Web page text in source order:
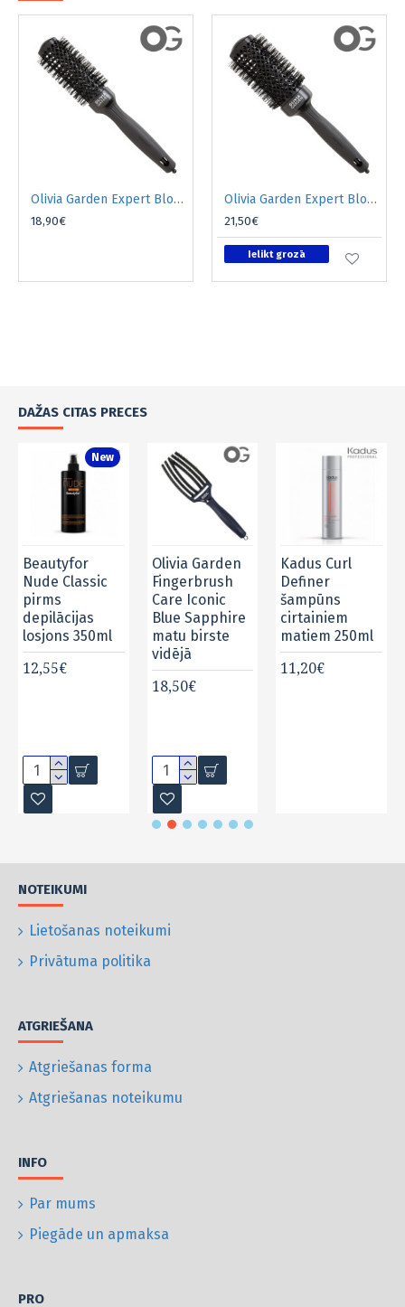
Olivia Garden Expert Blowout keramiskā matu suka melna 35mm
18,90€
Olivia Garden Expert Blowout keramiskā matu suka melna 45mm
21,50€
Ielikt grozā
DAŽAS CITAS PRECES
250ml
New
Beautyfor
Nude Classic
pirms
depilācijas
losjons 350ml
12,55€
Olivia Garden
Fingerbrush
Care Iconic
Blue Sapphire
matu birste
vidējā
18,50€
Kadus Curl
Definer
šampūns
cirtainiem
matiem 250ml
11,20€
NOTEIKUMI
Lietošanas noteikumi
Privātuma politika
ATGRIEŠANA
Atgriešanas forma
Atgriešanas noteikumu
INFO
Par mums
Piegāde un apmaksa
PRO